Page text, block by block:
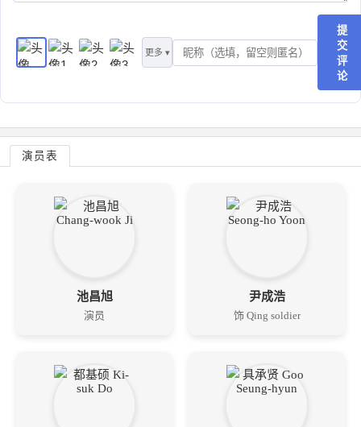
更多 ▾
提
交
评
论
演员表
池昌旭
演员
尹成浩
饰 Qing soldier